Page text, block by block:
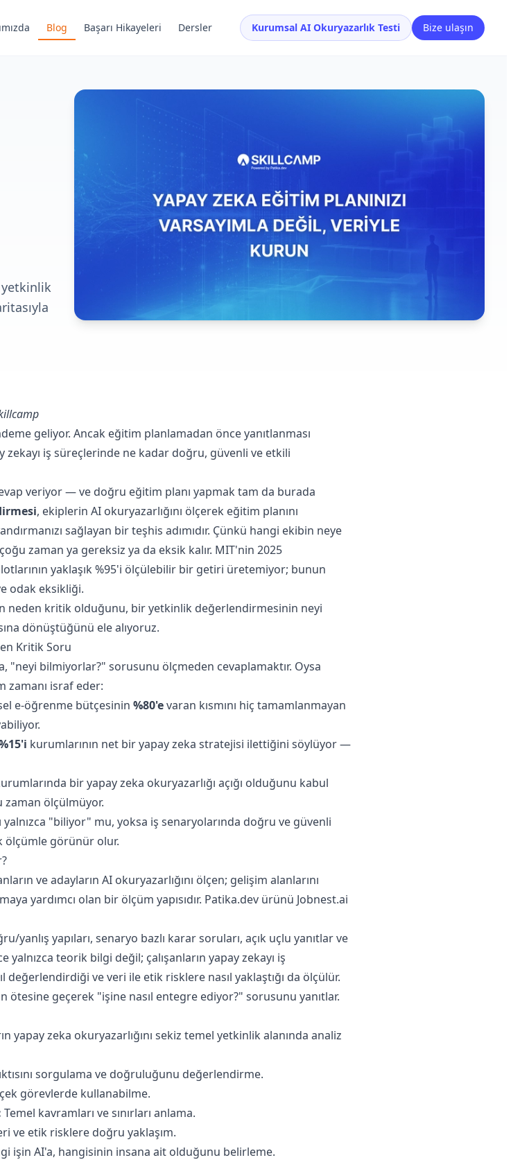
Blog Başarı Hikayeleri Dersler Kurumsal AI Okuryazarlık Testi Bize ulaşın
yetkinlik
geliyor. Ancak eğitim planlamadan önce yanıtlanması
iş süreçlerinde ne kadar doğru, güvenli ve etkili
veriyor — ve doğru eğitim planı yapmak tam da burada
, ekiplerin AI okuryazarlığını ölçerek eğitim planını
sağlayan bir teşhis adımıdır. Çünkü hangi ekibin neye
zaman ya gereksiz ya da eksik kalır. MIT'nin 2025
yaklaşık %95'i ölçülebilir bir getiri üretemiyor; bunun
odak eksikliği.
neden kritik olduğunu, bir yetkinlik değerlendirmesinin neyi
dönüştüğünü ele alıyoruz.
Kritik Soru
"neyi bilmiyorlar?" sorusunu ölçmeden cevaplamaktır. Oysa
zamanı israf eder:
e-öğrenme bütçesinin %80'evaran kısmını hiç tamamlanmayan
kurumlarının net bir yapay zeka stratejisi ilettiğini söylüyor —
bir yapay zeka okuryazarlığı açığı olduğunu kabul
zaman ölçülmüyor.
"biliyor" mu, yoksa iş senaryolarında doğru ve güvenli
ölçümle görünür olur.
ve adayların AI okuryazarlığını ölçen; gelişim alanlarını
yardımcı olan bir ölçüm yapısıdır. Patika.dev ürünü Jobnest.ai
yapıları, senaryo bazlı karar soruları, açık uçlu yanıtlar ve
teorik bilgi değil; çalışanların yapay zekayı iş
değerlendirdiği ve veri ile etik risklere nasıl yaklaştığı da ölçülür.
geçerek "işine nasıl entegre ediyor?" sorusunu yanıtlar.
yapay zeka okuryazarlığını sekiz temel yetkinlik alanında analiz
sorgulama ve doğruluğunu değerlendirme.
görevlerde kullanabilme.
Temel kavramları ve sınırları anlama.
ve etik risklere doğru yaklaşım.
işin AI'a, hangisinin insana ait olduğunu belirleme.